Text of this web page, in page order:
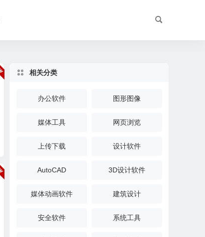
相关分类
办公软件 图形图像
媒体工具 网页浏览
上传下载 设计软件
AutoCAD 3D设计软件
媒体动画软件 建筑设计
安全软件 系统工具